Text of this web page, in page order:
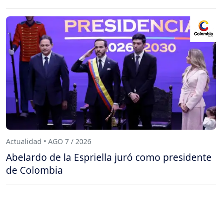
Actualidad • AGO 7 / 2026
Abelardo de la Espriella juró como presidente
de Colombia